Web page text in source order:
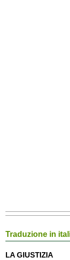
Traduzione in
LA GIUSTIZIA